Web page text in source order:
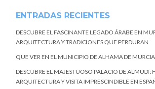
ENTRADAS RECIENTES
DESCUBRE EL FASCINANTE LEGADO ÁRABE EN
ARQUITECTURA Y TRADICIONES QUE PERDURAN
QUE VER EN EL MUNICIPIO DE ALHAMA DE
DESCUBRE EL MAJESTUOSO PALACIO DE ALMUDI:
ARQUITECTURA Y VISITA IMPRESCINDIBLE EN